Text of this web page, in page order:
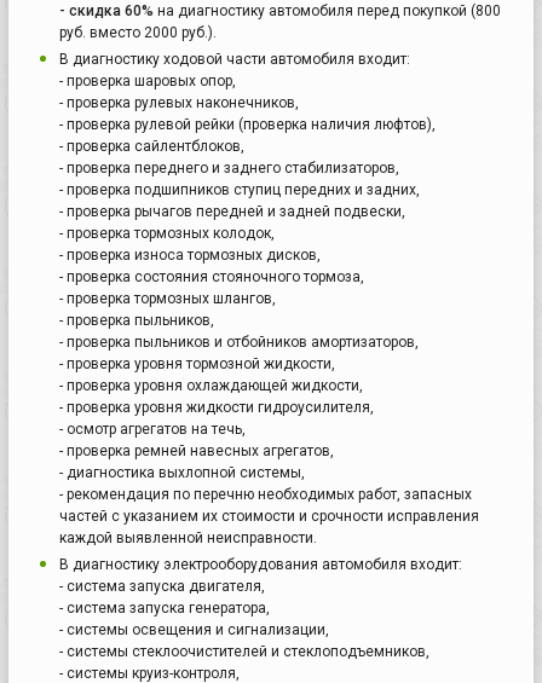
- скидка 60% на диагностику автомобиля перед покупкой (800
руб. вместо 2000 руб.).
В диагностику ходовой части автомобиля входит:
- проверка шаровых опор,
- проверка рулевых наконечников,
- проверка рулевой рейки (проверка наличия люфтов),
- проверка сайлентблоков,
- проверка переднего и заднего стабилизаторов,
- проверка подшипников ступиц передних и задних,
- проверка рычагов передней и задней подвески,
- проверка тормозных колодок,
- проверка износа тормозных дисков,
- проверка состояния стояночного тормоза,
- проверка тормозных шлангов,
- проверка пыльников,
- проверка пыльников и отбойников амортизаторов,
- проверка уровня тормозной жидкости,
- проверка уровня охлаждающей жидкости,
- проверка уровня жидкости гидроусилителя,
- осмотр агрегатов на течь,
- проверка ремней навесных агрегатов,
- диагностика выхлопной системы,
- рекомендация по перечню необходимых работ, запасных
частей с указанием их стоимости и срочности исправления
каждой выявленной неисправности.
В диагностику электрооборудования автомобиля входит:
- система запуска двигателя,
- система запуска генератора,
- системы освещения и сигнализации,
- системы стеклоочистителей и стеклоподъемников,
- системы круиз-контроля,